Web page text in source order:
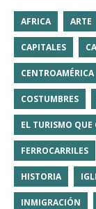
AFRICA ARTE
CAPITALES
CENTROAMÉRICA
COSTUMBRES
EL TURISMO
FERROCARRILES
HISTORIA
INMIGRACIÓN